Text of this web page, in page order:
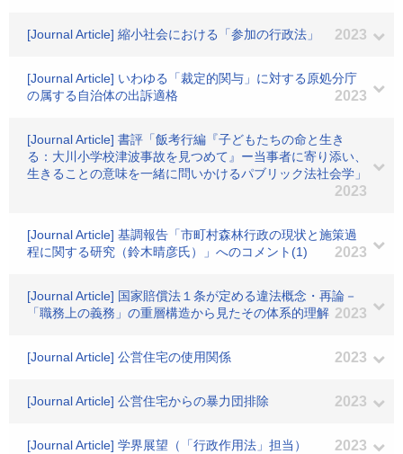
[Journal Article] 縮小社会における「参加の行政法」 2023
[Journal Article] いわゆる「裁定的関与」に対する原処分庁
の属する自治体の出訴適格
2023
[Journal Article] 書評「飯考行編『子どもたちの命と生き
る：大川小学校津波事故を見つめて』ー当事者に寄り添い、
生きることの意味を一緒に問いかけるパブリック法社会学」
2023
[Journal Article] 基調報告「市町村森林行政の現状と施策過
程に関する研究（鈴木晴彦氏）」へのコメント(1)
2023
[Journal Article] 国家賠償法１条が定める違法概念・再論－
「職務上の義務」の重層構造から見たその体系的理解 2023
[Journal Article] 公営住宅の使用関係 2023
[Journal Article] 公営住宅からの暴力団排除 2023
[Journal Article] 学界展望（「行政作用法」担当） 2023